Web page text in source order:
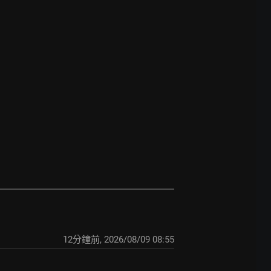
12分鐘前, 2026/08/09 08:55